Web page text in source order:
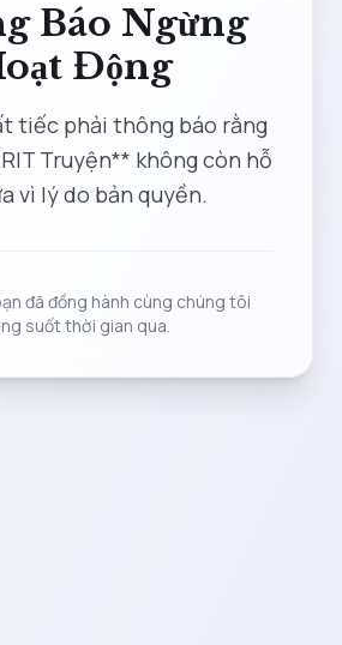
Báo Ngừng
Động
tiếc phải thông báo rằng
Truyện** không còn hỗ
vì lý do bản quyền.
đã đồng hành cùng chúng tôi
suốt thời gian qua.